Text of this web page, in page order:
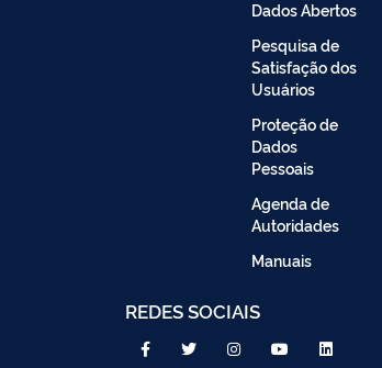
Dados Abertos
Pesquisa de
Satisfação dos
Usuários
Proteção de
Dados
Pessoais
Agenda de
Autoridades
Manuais
REDES SOCIAIS